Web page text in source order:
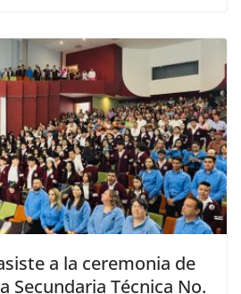
a la ceremonia de
Secundaria Técnica No.